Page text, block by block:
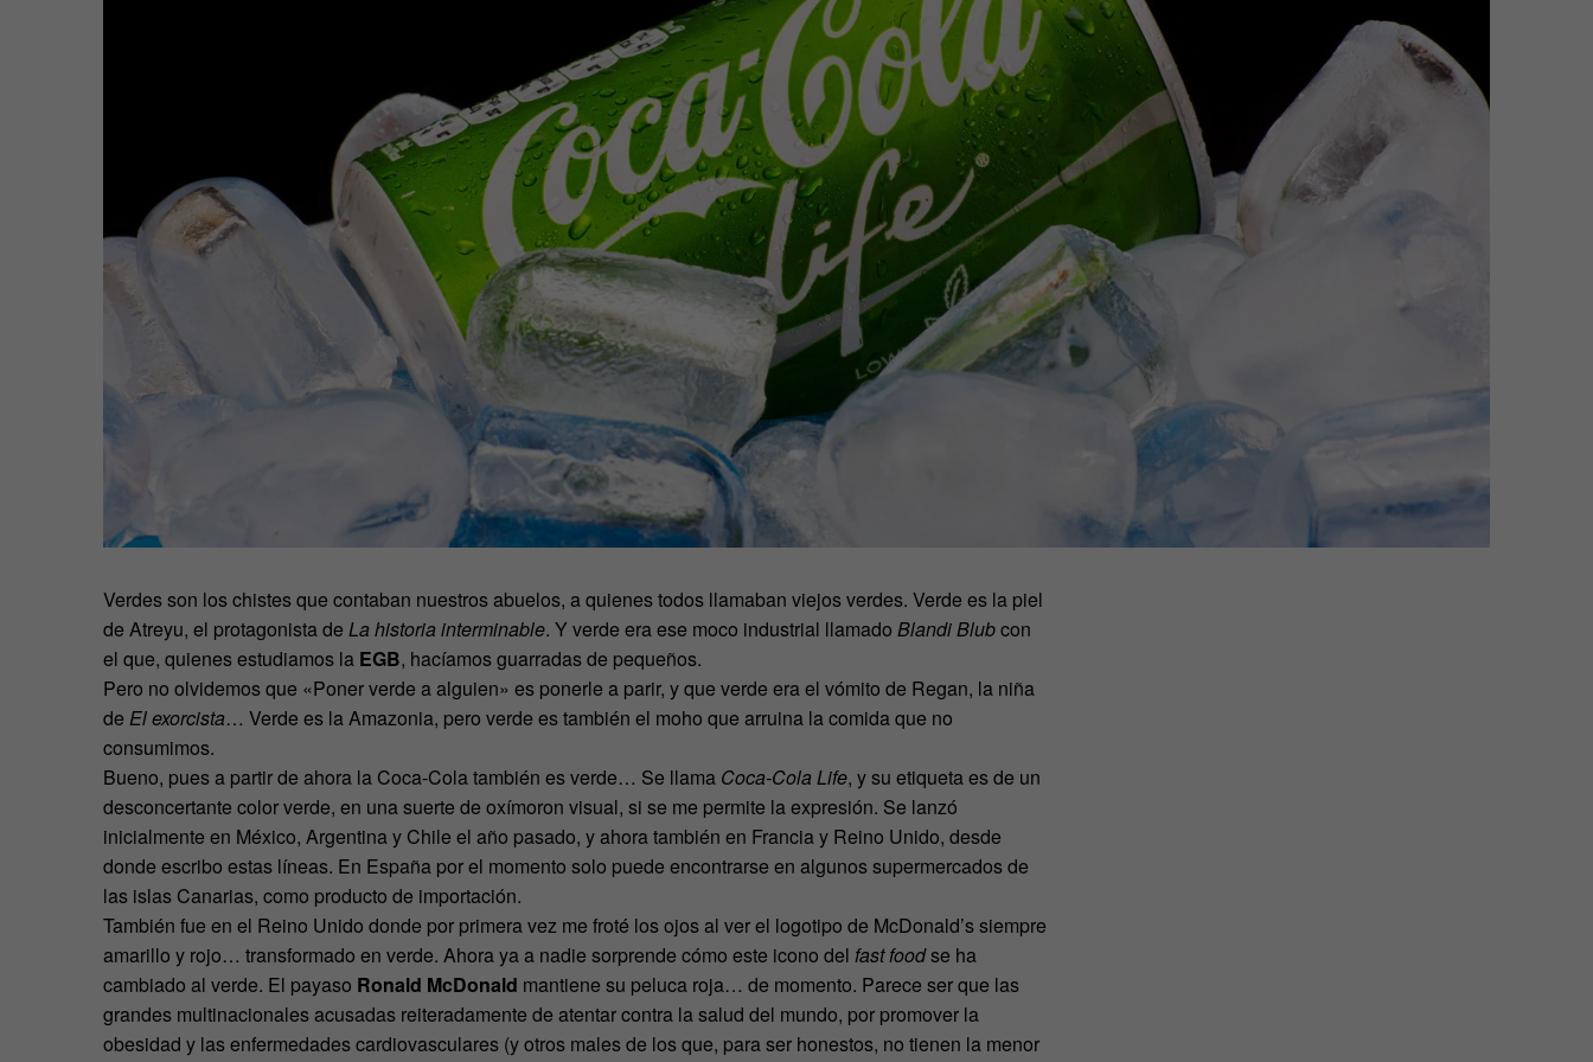
Verdes son los chistes que contaban nuestros abuelos, a quienes todos llamaban viejos verdes. Verde es la piel
de Atreyu, el protagonista de La historia interminable. Y verde era ese moco industrial llamado Blandi Blubcon
el que, quienes estudiamos la EGB, hacíamos guarradas de pequeños.
Pero no olvidemos que «Poner verde a alguien» es ponerle a parir, y que verde era el vómito de Regan, la niña
de El exorcista… Verde es la Amazonia, pero verde es también el moho que arruina la comida que no
consumimos.
Bueno, pues a partir de ahora la Coca-Cola también es verde… Se llama Coca-Cola Life, y su etiqueta es de un
desconcertante color verde, en una suerte de oxímoron visual, si se me permite la expresión. Se lanzó
inicialmente en México, Argentina y Chile el año pasado, y ahora también en Francia y Reino Unido, desde
donde escribo estas líneas. En España por el momento solo puede encontrarse en algunos supermercados de
las islas Canarias, como producto de importación.
También fue en el Reino Unido donde por primera vez me froté los ojos al ver el logotipo de McDonald’s siempre
amarillo y rojo… transformado en verde. Ahora ya a nadie sorprende cómo este icono del fast foodse ha
cambiado al verde. El payaso Ronald McDonald mantiene su peluca roja… de momento. Parece ser que las
grandes multinacionales acusadas reiteradamente de atentar contra la salud del mundo, por promover la
obesidad y las enfermedades cardiovasculares (y otros males de los que, para ser honestos, no tienen la menor